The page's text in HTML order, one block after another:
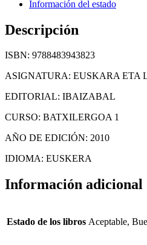
Información del estado
Descripción
ISBN: 9788483943823
ASIGNATURA: EUSKARA ETA
EDITORIAL: IBAIZABAL
CURSO: BATXILERGOA 1
AÑO DE EDICIÓN: 2010
IDIOMA: EUSKERA
Información adicional
Estado de los libros Aceptable,